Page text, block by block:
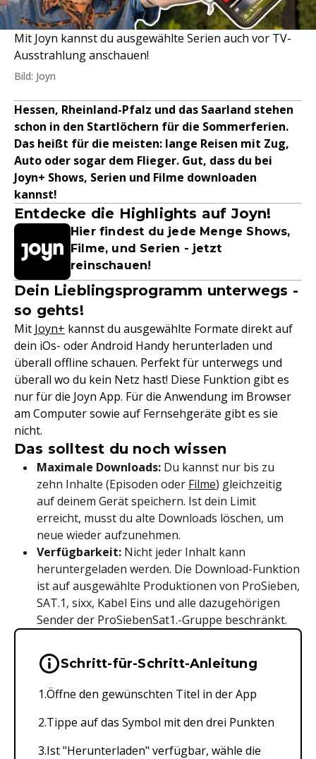
Mit Joyn kannst du ausgewählte Serien auch vor TV-
Ausstrahlung anschauen!
Bild: Joyn
Hessen, Rheinland-Pfalz und das Saarland stehen
schon in den Startlöchern für die Sommerferien.
Das heißt für die meisten: lange Reisen mit Zug,
Auto oder sogar dem Flieger. Gut, dass du bei
Joyn+ Shows, Serien und Filme downloaden
kannst!
Entdecke die Highlights auf Joyn!
Hier findest du jede Menge Shows,
Filme, und Serien - jetzt
reinschauen!
Dein Lieblingsprogramm unterwegs -
so gehts!
Mit Joyn+ kannst du ausgewählte Formate direkt auf
dein iOs- oder Android Handy herunterladen und
überall offline schauen. Perfekt für unterwegs und
überall wo du kein Netz hast! Diese Funktion gibt es
nur für die Joyn App. Für die Anwendung im Browser
am Computer sowie auf Fernsehgeräte gibt es sie
nicht.
Das solltest du noch wissen
Maximale Downloads: Du kannst nur bis zu
zehn Inhalte (Episoden oder Filme) gleichzeitig
auf deinem Gerät speichern. Ist dein Limit
erreicht, musst du alte Downloads löschen, um
neue wieder aufzunehmen.
Verfügbarkeit: Nicht jeder Inhalt kann
heruntergeladen werden. Die Download-Funktion
ist auf ausgewählte Produktionen von ProSieben,
SAT.1, sixx, Kabel Eins und alle dazugehörigen
Sender der ProSiebenSat1.-Gruppe beschränkt.
Wichtige Hinweise &
Schritt-für-Schritt-Anleitung
Öffne den gewünschten Titel in der App
Tippe auf das Symbol mit den drei Punkten
Ist "Herunterladen" verfügbar, wähle die